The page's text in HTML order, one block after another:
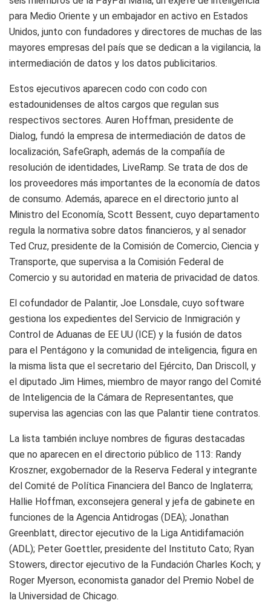
para Medio Oriente y un embajador en activo en Estados
Unidos, junto con fundadores y directores de muchas de las
mayores empresas del país que se dedican a la vigilancia, la
intermediación de datos y los datos publicitarios.
Estos ejecutivos aparecen codo con codo con
estadounidenses de altos cargos que regulan sus
respectivos sectores. Auren Hoffman, presidente de
Dialog, fundó la empresa de intermediación de datos de
localización, SafeGraph, además de la compañía de
resolución de identidades, LiveRamp. Se trata de dos de
los proveedores más importantes de la economía de datos
de consumo. Además, aparece en el directorio junto al
Ministro del Economía, Scott Bessent, cuyo departamento
regula la normativa sobre datos financieros, y al senador
Ted Cruz, presidente de la Comisión de Comercio, Ciencia y
Transporte, que supervisa a la Comisión Federal de
Comercio y su autoridad en materia de privacidad de datos.
El cofundador de Palantir, Joe Lonsdale, cuyo software
gestiona los expedientes del Servicio de Inmigración y
Control de Aduanas de EE UU (ICE) y la fusión de datos
para el Pentágono y la comunidad de inteligencia, figura en
la misma lista que el secretario del Ejército, Dan Driscoll, y
el diputado Jim Himes, miembro de mayor rango del Comité
de Inteligencia de la Cámara de Representantes, que
supervisa las agencias con las que Palantir tiene contratos.
La lista también incluye nombres de figuras destacadas
que no aparecen en el directorio público de 113: Randy
Kroszner, exgobernador de la Reserva Federal y integrante
del Comité de Política Financiera del Banco de Inglaterra;
Hallie Hoffman, exconsejera general y jefa de gabinete en
funciones de la Agencia Antidrogas (DEA); Jonathan
Greenblatt, director ejecutivo de la Liga Antidifamación
(ADL); Peter Goettler, presidente del Instituto Cato; Ryan
Stowers, director ejecutivo de la Fundación Charles Koch; y
Roger Myerson, economista ganador del Premio Nobel de
la Universidad de Chicago.